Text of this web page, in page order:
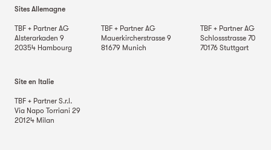
Sites Allemagne
TBF + Partner AG
Alsterarkaden 9
20354 Hambourg
TBF + Partner AG
Mauerkircherstrasse 9
81679 Munich
TBF + Partner AG
Schlossstrasse 70
70176 Stuttgart
Site en Italie
TBF + Partner S.r.l.
Via Napo Torriani 29
20124 Milan